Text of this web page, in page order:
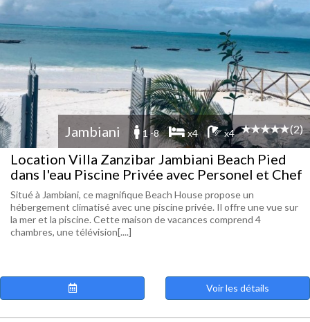
Jambiani 1 -8 x4 x4 (2)
Location Villa Zanzibar Jambiani Beach Pied
dans l'eau Piscine Privée avec Personel et Chef
Situé à Jambiani, ce magnifique Beach House propose un
hébergement climatisé avec une piscine privée. Il offre une vue sur
la mer et la piscine. Cette maison de vacances comprend 4
chambres, une télévision[....]
Voir les détails